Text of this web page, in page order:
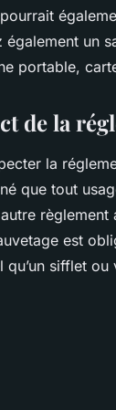
également un
portable,
de la
la
que tout
est
sifflet